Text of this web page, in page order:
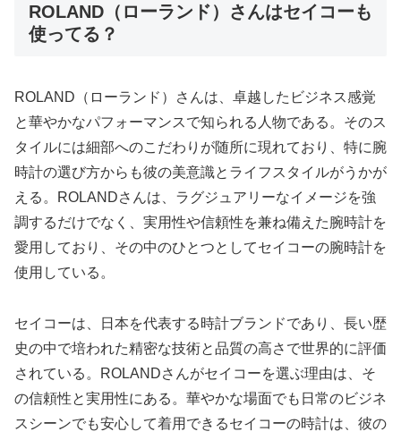
ROLAND（ローランド）さんはセイコーも
使ってる？
ROLAND（ローランド）さんは、卓越したビジネス感覚
と華やかなパフォーマンスで知られる人物である。そのス
タイルには細部へのこだわりが随所に現れており、特に腕
時計の選び方からも彼の美意識とライフスタイルがうかが
える。ROLANDさんは、ラグジュアリーなイメージを強
調するだけでなく、実用性や信頼性を兼ね備えた腕時計を
愛用しており、その中のひとつとしてセイコーの腕時計を
使用している。
セイコーは、日本を代表する時計ブランドであり、長い歴
史の中で培われた精密な技術と品質の高さで世界的に評価
されている。ROLANDさんがセイコーを選ぶ理由は、そ
の信頼性と実用性にある。華やかな場面でも日常のビジネ
スシーンでも安心して着用できるセイコーの時計は、彼の